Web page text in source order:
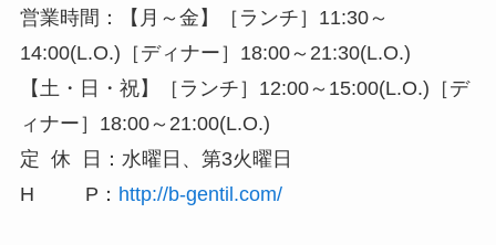
営業時間：【月～金】［ランチ］11:30～
14:00(L.O.)［ディナー］18:00～21:30(L.O.)
【土・日・祝】［ランチ］12:00～15:00(L.O.)［デ
ィナー］18:00～21:00(L.O.)
定 休 日：水曜日、第3火曜日
H P： http://b-gentil.com/